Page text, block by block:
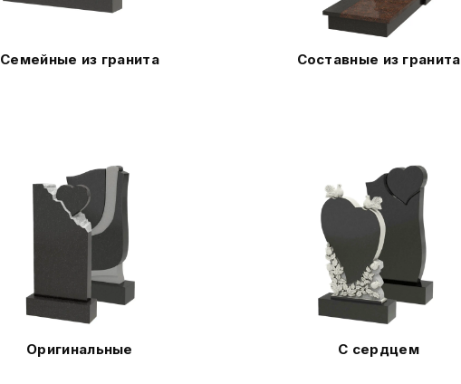
Семейные из гранита Составные из гранита
Оригинальные С сердцем